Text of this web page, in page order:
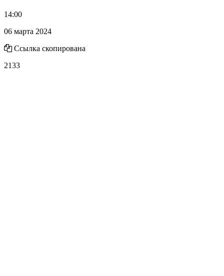
14:00
06 марта 2024
Ссылка скопирована
2133